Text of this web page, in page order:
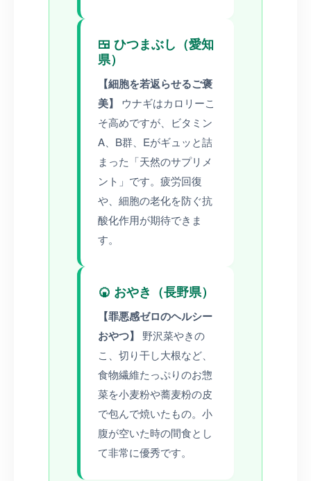
🍱 ひつまぶし（愛知
県）
【細胞を若返らせるご褒
美】
ウナギはカロリーこ
そ高めですが、ビタミン
A、B群、Eがギュッと詰
まった「天然のサプリメ
ント」です。疲労回復
や、細胞の老化を防ぐ抗
酸化作用が期待できま
す。
🍘 おやき（長野県）
【罪悪感ゼロのヘルシー
おやつ】
野沢菜やきの
こ、切り干し大根など、
食物繊維たっぷりのお惣
菜を小麦粉や蕎麦粉の皮
で包んで焼いたもの。小
腹が空いた時の間食とし
て非常に優秀です。